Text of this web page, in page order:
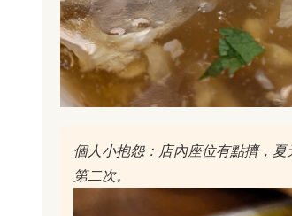
個人小抱怨：店內座位有點擠，
第二次。